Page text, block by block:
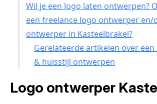
Wil je een logo laten ontwerpen?
een freelance logo ontwerper en/
ontwerper in Kasteelbrakel?
Gerelateerde artikelen over
& huisstijl ontwerpen
Logo ontwerper